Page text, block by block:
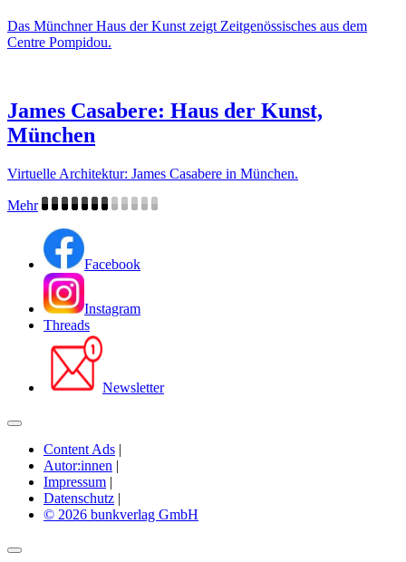
Das Münchner Haus der Kunst zeigt Zeitgenössisches aus dem
Centre Pompidou.
James Casabere: Haus der Kunst,
München
Virtuelle Architektur: James Casabere in München.
Mehr
Facebook
Instagram
Threads
Newsletter
Content Ads |
Autor:innen |
Impressum |
Datenschutz |
© 2026 bunkverlag GmbH